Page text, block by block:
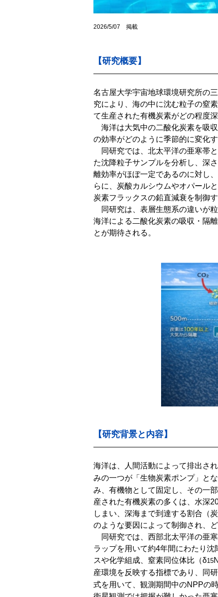
2026/5/07 掲載
【研究概要】
名古屋大学宇宙地球環境研究所の
究により、海の中に沈む粒子の窒
て生産された有機炭素がどの程度
海洋は大気中の二酸化炭素を吸
の効率がどのように季節的に変化
同研究では、北太平洋の亜寒帯
た沈降粒子サンプルを分析し、深
離効率がほぼ一定であるのに対し
らに、炭酸カルシウムやオパール
炭素フラックスの鉛直減衰を制御
同研究は、表層生態系の違いが
海洋による二酸化炭素の吸収・隔
とが期待される。
【研究背景と内容】
海洋は、人間活動によって排出さ
みの一つが「生物炭素ポンプ」と
み、有機物として固定し、その一
産された有機炭素の多くは、水深
しまい、深海まで到達する割合（
のような要因によって制御され、
同研究では、西部北太平洋の亜
ラップを用いて約4年間にわたり
スや化学組成、窒素同位体比（δ15
産環境を反映する指標であり、同
式を用いて、観測期間中のNPPの